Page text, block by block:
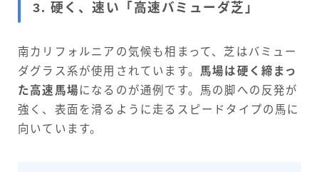
3. 硬く、速い「高速バミューダ芝」
南カリフォルニアの気候も相まって、芝はバミュー
ダグラス系が使用されています。 馬場は硬く締まっ
た高速馬場 になるのが通例です。馬の脚への反発が
強く、表面を滑るように走るスピードタイプの馬に
向いています。